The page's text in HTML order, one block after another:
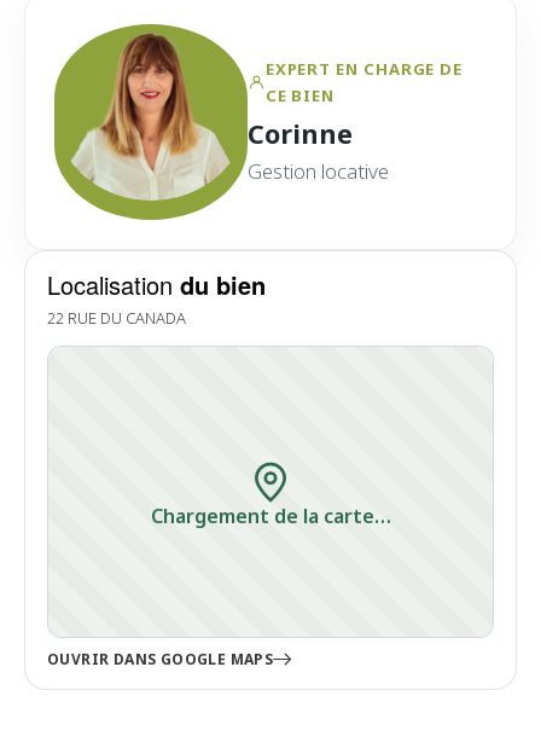
Localisation du bien
22 RUE DU CANADA
Chargement de la carte…
OUVRIR DANS GOOGLE MAPS
EXPERT EN CHARGE DE
CE BIEN
Corinne
Gestion locative